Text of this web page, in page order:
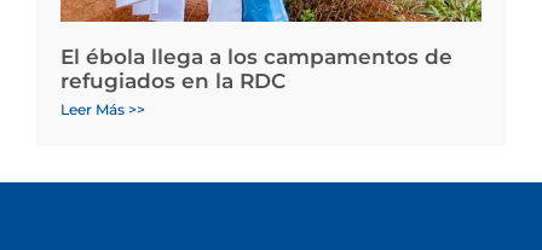
El ébola llega a los campamentos de
refugiados en la RDC
Leer Más >>